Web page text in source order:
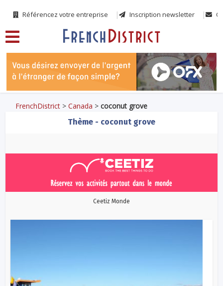
Référencez votre entreprise Inscription newsletter
FrenchDistrict >Canada >coconut grove
Thème - coconut grove
Ceetiz Monde